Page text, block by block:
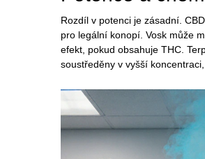
Rozdíl v potenci je zásadní.
pro legální konopí. Vosk může
efekt, pokud obsahuje THC.
soustředěny v vyšší